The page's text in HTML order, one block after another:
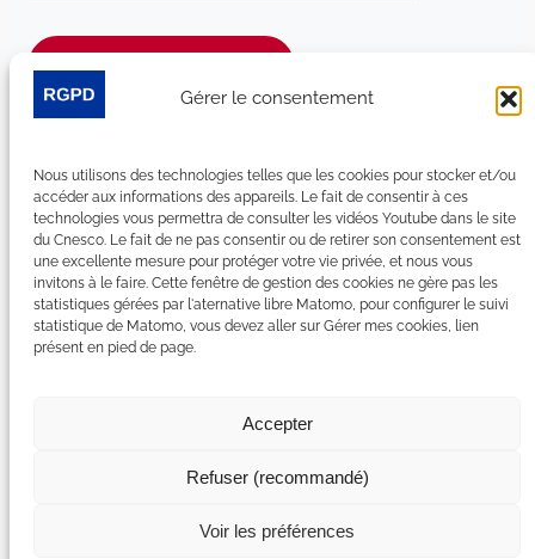
Gérer le consentement
Nous utilisons des technologies telles que les cookies pour stocker et/ou
accéder aux informations des appareils. Le fait de consentir à ces
technologies vous permettra de consulter les vidéos Youtube dans le site
du Cnesco. Le fait de ne pas consentir ou de retirer son consentement est
une excellente mesure pour protéger votre vie privée, et nous vous
invitons à le faire. Cette fenêtre de gestion des cookies ne gère pas les
statistiques gérées par l'aternative libre Matomo, pour configurer le suivi
statistique de Matomo, vous devez aller sur Gérer mes cookies, lien
présent en pied de page.
Accepter
Refuser (recommandé)
Voir les préférences
LinkedIn
YouTube
Facebook
Bluesky
Plan du site
Mentions légales
Gérer mes cookies
Déclaration de confidentialité